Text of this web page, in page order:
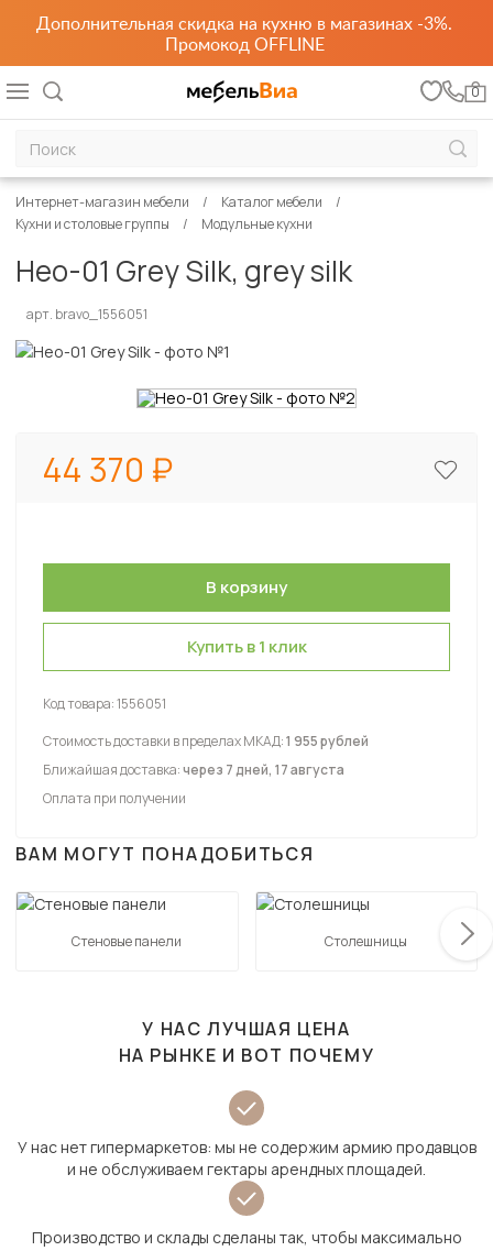
Дополнительная скидка на кухню в магазинах -3%.
Промокод OFFLINE
0
Интернет-магазин мебели
Каталог мебели
Кухни и столовые группы
Модульные кухни
Нео-01 Grey Silk, grey silk
арт. bravo_1556051
44 370
Купить в 1 клик
Код товара:1556051
Стоимость доставки в пределах МКАД:1 955 рублей
Ближайшая доставка:через 7 дней, 17 августа
Оплата при получении
ВАМ МОГУТ ПОНАДОБИТЬСЯ
Стеновые панели Столешницы
У НАС ЛУЧШАЯ ЦЕНА
НА РЫНКЕ И ВОТ ПОЧЕМУ
У нас нет гипермаркетов: мы не содержим армию продавцов
и не обслуживаем гектары арендных площадей.
Производство и склады сделаны так, чтобы максимально